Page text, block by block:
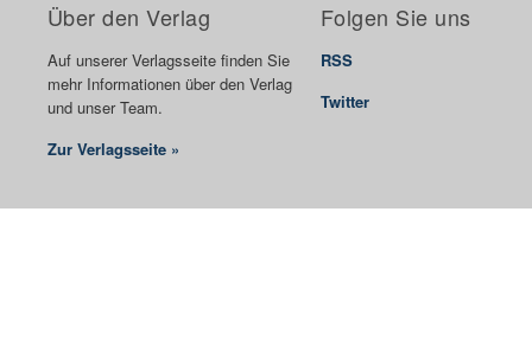
Über den Verlag
Auf unserer Verlagsseite finden Sie
mehr Informationen über den Verlag
und unser Team.
Zur Verlagsseite »
Folgen Sie uns
RSS
Twitter